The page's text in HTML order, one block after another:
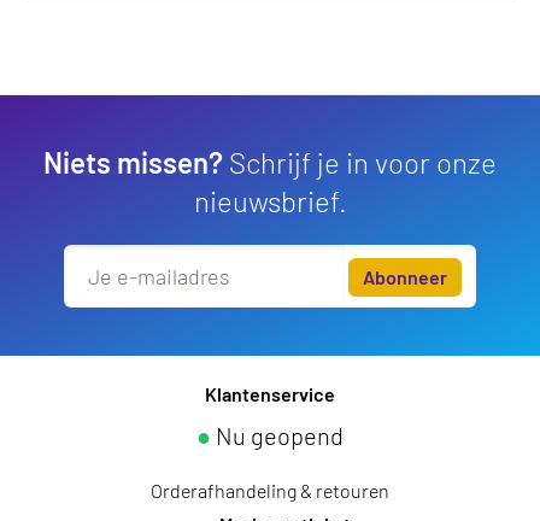
Niets missen? Schrijf je in voor onze
nieuwsbrief.
Abonneer
Klantenservice
● Nu geopend
Orderafhandeling & retouren